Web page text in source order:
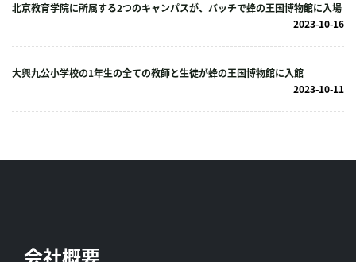
北京教育学院に所属する2つのキャンパスが、バッチで蜂の王国博物館に入場
2023-10-16
大興九公小学校の1年生の全ての教師と生徒が蜂の王国博物館に入館
2023-10-11
会社概要